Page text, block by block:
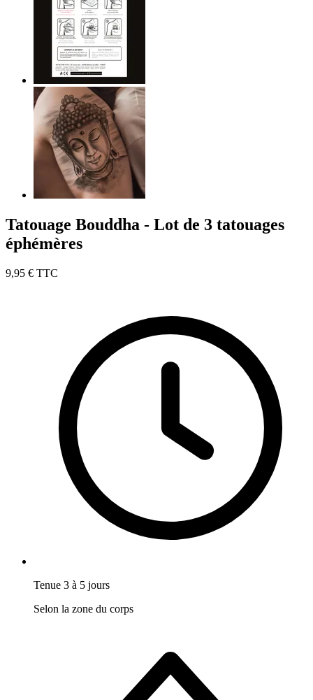
Tatouage Bouddha - Lot de 3 tatouages
éphémères
9,95 € TTC
Tenue 3 à 5 jours
Selon la zone du corps